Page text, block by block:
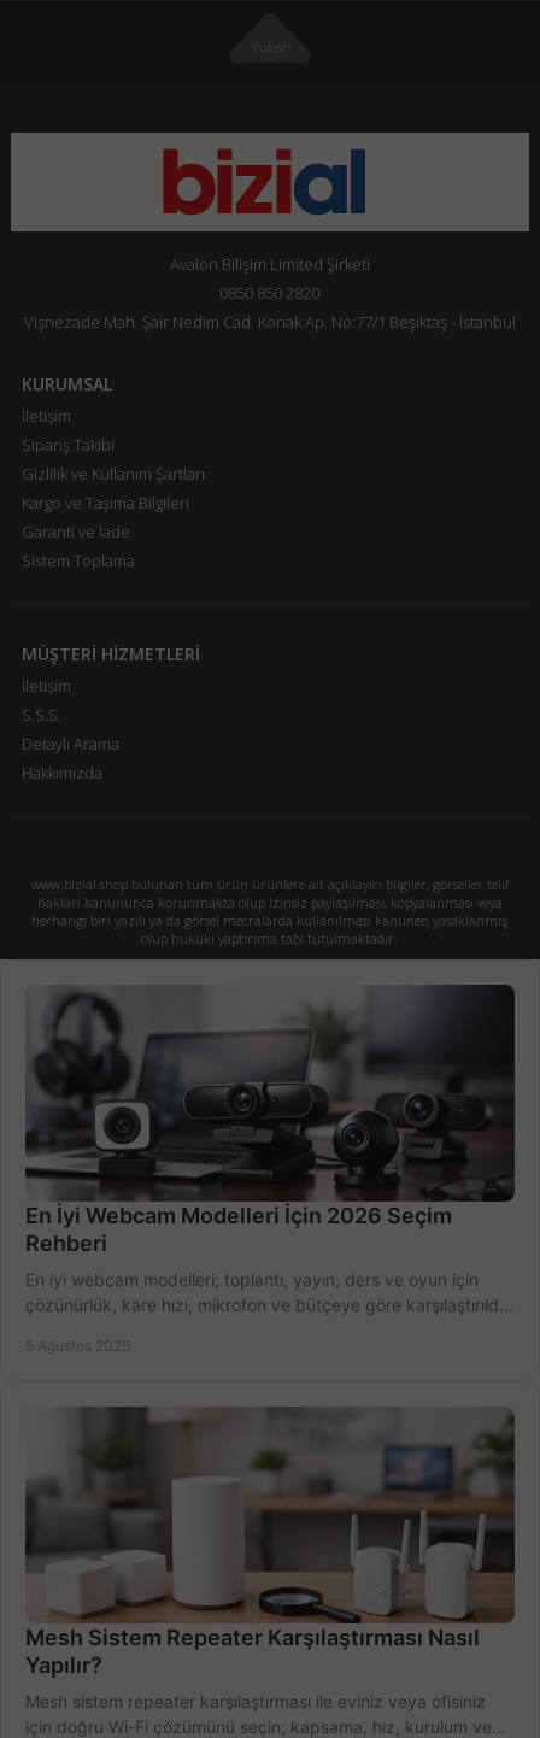
Avalon Bilişim Limited Şirketi
0850 850 2820
Vişnezade Mah. Şair Nedim Cad. Konak Ap. No:77/1 Beşiktaş - İstanbul
KURUMSAL
İletişim
Sipariş Takibi
Gizlilik ve Kullanım Şartları
Kargo ve Taşıma Bilgileri
Garanti ve İade
Sistem Toplama
MÜŞTERİ HİZMETLERİ
İletişim
S.S.S.
Detaylı Arama
Hakkımızda
www.bizial.shop bulunan tüm ürün ürünlere ait açıklayıcı bilgiler, görseller telif
hakları kanununca korunmakta olup izinsiz paylaşılması, kopyalanması veya
herhangi biri yazılı ya da görsel mecralarda kullanılması kanunen yasaklanmış
olup hukuki yaptırıma tabi tutulmaktadır.
En İyi Webcam Modelleri İçin 2026 Seçim
Rehberi
En iyi webcam modelleri; toplantı, yayın, ders ve oyun için
çözünürlük, kare hızı, mikrofon ve bütçeye göre karşılaştırıldı.
5 Ağustos 2026
Mesh Sistem Repeater Karşılaştırması Nasıl
Yapılır?
Mesh sistem repeater karşılaştırması ile eviniz veya ofisiniz
için doğru Wi-Fi çözümünü seçin; kapsama, hız, kurulum ve